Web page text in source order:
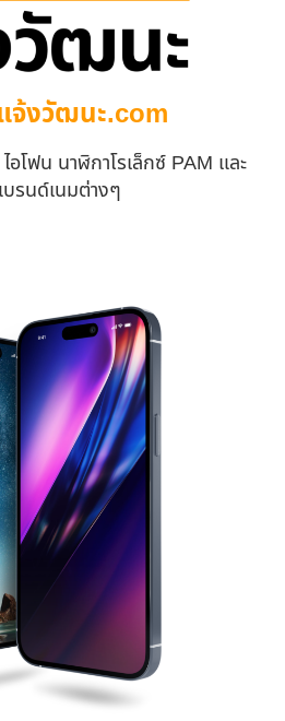
จ้งวัฒนะ.com
โฟน นาฬิกาโรเล็กซ์ PAM และ
รนด์เนมต่างๆ